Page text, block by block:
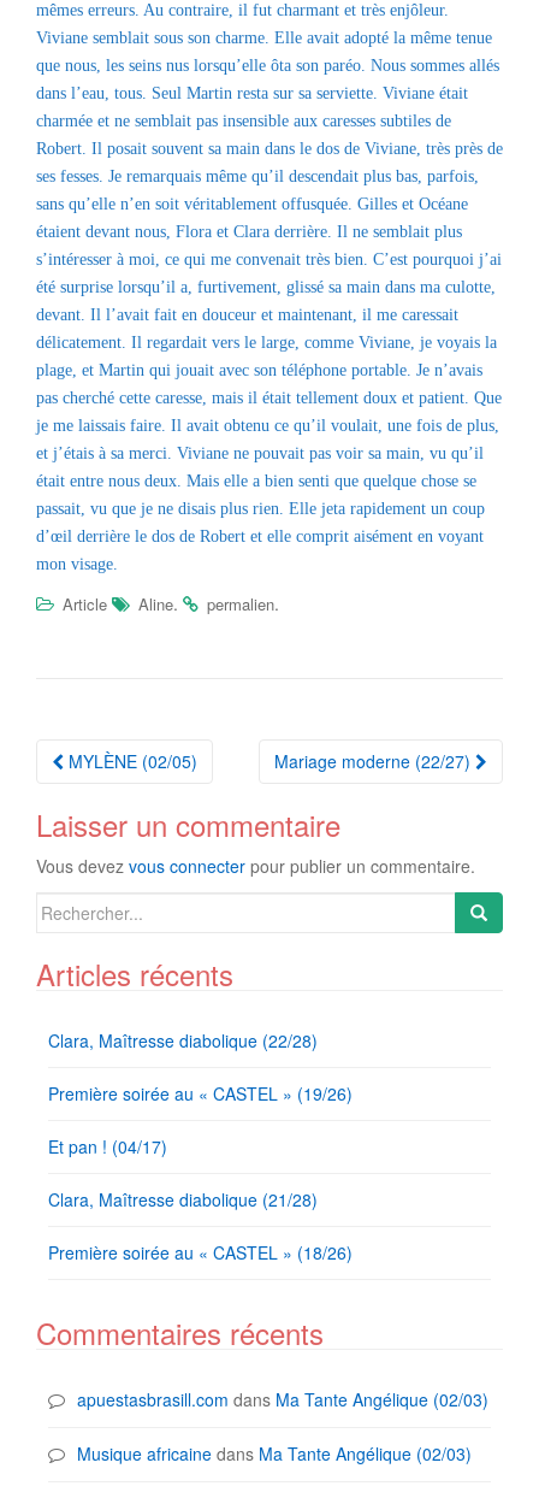
mêmes erreurs. Au contraire, il fut charmant et très enjôleur.
Viviane semblait sous son charme. Elle avait adopté la même tenue
que nous, les seins nus lorsqu’elle ôta son paréo. Nous sommes allés
dans l’eau, tous. Seul Martin resta sur sa serviette. Viviane était
charmée et ne semblait pas insensible aux caresses subtiles de
Robert. Il posait souvent sa main dans le dos de Viviane, très près de
ses fesses. Je remarquais même qu’il descendait plus bas, parfois,
sans qu’elle n’en soit véritablement offusquée. Gilles et Océane
étaient devant nous, Flora et Clara derrière. Il ne semblait plus
s’intéresser à moi, ce qui me convenait très bien. C’est pourquoi j’ai
été surprise lorsqu’il a, furtivement, glissé sa main dans ma culotte,
devant. Il l’avait fait en douceur et maintenant, il me caressait
délicatement. Il regardait vers le large, comme Viviane, je voyais la
plage, et Martin qui jouait avec son téléphone portable. Je n’avais
pas cherché cette caresse, mais il était tellement doux et patient. Que
je me laissais faire. Il avait obtenu ce qu’il voulait, une fois de plus,
et j’étais à sa merci. Viviane ne pouvait pas voir sa main, vu qu’il
était entre nous deux. Mais elle a bien senti que quelque chose se
passait, vu que je ne disais plus rien. Elle jeta rapidement un coup
d’œil derrière le dos de Robert et elle comprit aisément en voyant
mon visage.
Article Aline. permalien.
Navigation
MYLÈNE (02/05) Mariage moderne (22/27)
Laisser un commentaire
Vous devez vous connecter pour publier un commentaire.
Search
Articles récents
Clara, Maîtresse diabolique (22/28)
Première soirée au « CASTEL » (19/26)
Et pan ! (04/17)
Clara, Maîtresse diabolique (21/28)
Première soirée au « CASTEL » (18/26)
Commentaires récents
apuestasbrasill.com dans Ma Tante Angélique (02/03)
Musique africaine dans Ma Tante Angélique (02/03)